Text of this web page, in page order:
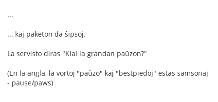
...
... kaj paketon da ŝipsoj.
La servisto diras "Kial la grandan paŭzon?"
(En la angla, la vortoj "paŭzo" kaj "bestpiedoj" estas samsonaj
- pause/paws)